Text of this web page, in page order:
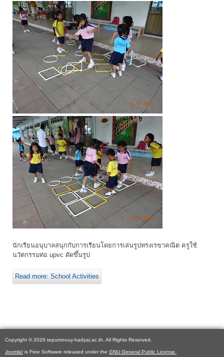
นักเรียนอนุบาลสนุกกับการเรียนโดยการเล่นรูปทรงเรขาคณิต ครูใช้
นวัตกรรมท่อ upvc ดัดขึ้นรูป
Read more: School Activities
Copyright © 2026 tepumnouy-hadyai.ac.th. All Rights Reserved.
Joomla! is Free Software released under the GNU General Public License.